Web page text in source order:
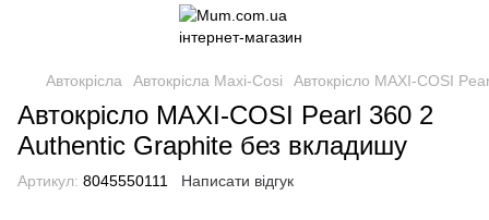
Автокрісла Автокрісла Maxi-Cosi Автокрісло MAXI-COSI
Автокрісло MAXI-COSI Pearl 360 2
Authentic Graphite без вкладишу
Артикул: 8045550111 Написати відгук